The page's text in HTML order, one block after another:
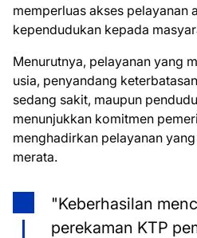
memperluas akses pelayanan
kependudukan kepada
Menurutnya, pelayanan yang
usia, penyandang
sedang sakit, maupun
menunjukkan komitmen
menghadirkan pelayanan
merata.
"Keberhasilan
perekaman KTP